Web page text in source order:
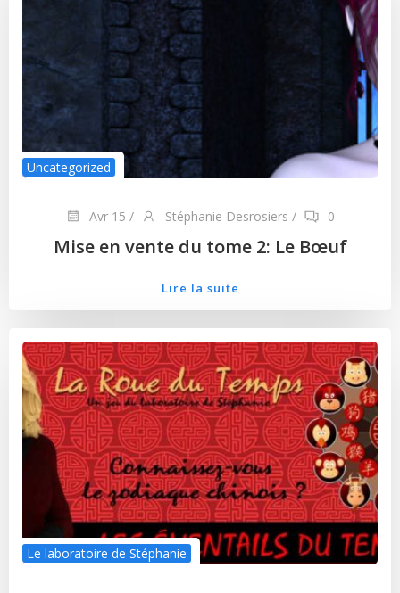
Uncategorized
Avr 15 / Stéphanie Desrosiers / 0
Mise en vente du tome 2: Le Bœuf
Lire la suite
Le laboratoire de Stéphanie